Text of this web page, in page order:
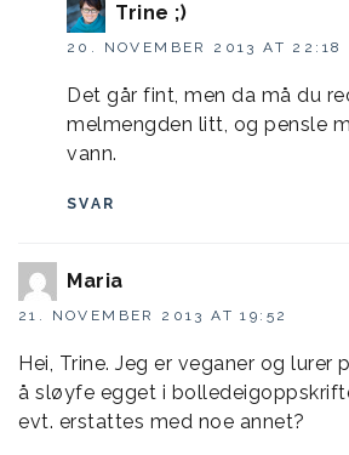
Trine ;)
20. NOVEMBER 2013 AT 22:18
Det går fint, men da må du
melmengden litt, og pensle
vann.
SVAR
Maria
21. NOVEMBER 2013 AT 19:52
Hei, Trine. Jeg er veganer og lurer
å sløyfe egget i
evt. erstattes med noe annet?